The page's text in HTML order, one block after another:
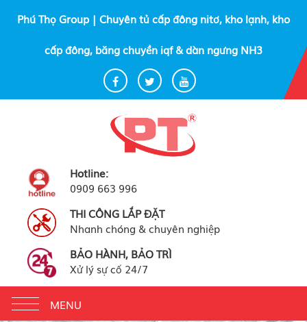
Phú Thọ Group | Chuyên tủ cấp đông nitơ, kho lạnh, kho
cấp đông, băng chuyền iqf & dàn ngưng NH3
Hotline:
0909 663 996
THI CÔNG LẮP ĐẶT
Nhanh chóng & chuyên nghiệp
BẢO HÀNH, BẢO TRÌ
Xử lý sự cố 24/7
Toggle
navigation
MENU